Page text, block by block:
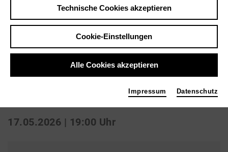
Zurück|Übersicht
Drama | Schauspiel
Sing dela Sing
Staatstheater Hannover - Schauspielhaus
17.05.2026 | 19:00 Uhr
Technische Cookies akzeptieren
Cookie-Einstellungen
Alle Cookies akzeptieren
Impressum Datenschutz